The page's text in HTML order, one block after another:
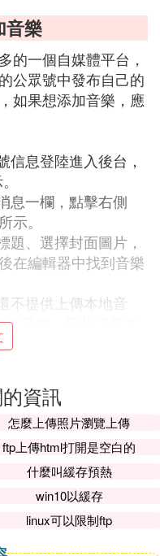
音樂
的一個自媒體平台，
公眾號中發布自己的
如果想添加音樂，應
信息登陸進入後台，
息一欄，點擊右側
。
、選擇封面圖片，
在編輯器中找到音樂
不提供上傳本地音
音樂。因此需要在
找尋。選擇好音樂後
添加進入的音樂，
保存「即完成了文章
下圖所示。
己的音樂
資訊
怎麼上傳照片瀏覽上傳
ftp上傳html打開是空白的
什麼叫緩存預熱
win10以緩存
linux可以限制ftp